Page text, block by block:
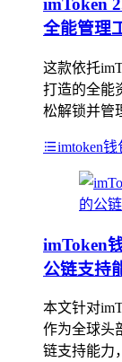
imToken
全能管理
这款依托
打造的全能
松解锁并管
imtoken
imToken
公链支持
本文针对
作为全球头
链支持能力